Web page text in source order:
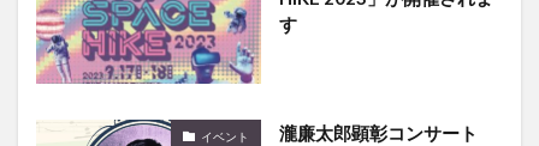
す
イベント
瀧廉太郎顕彰コンサート